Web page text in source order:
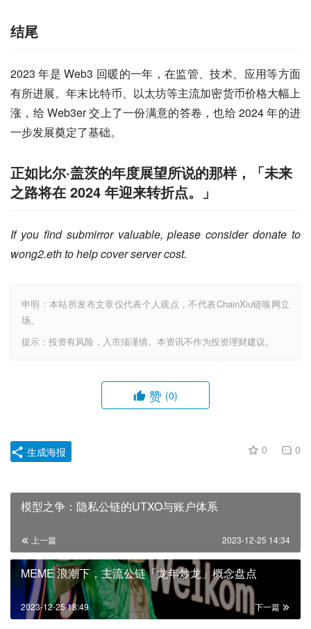
结尾
2023 年是 Web3 回暖的一年，在监管、技术、应用等方面
有所进展。年末比特币、以太坊等主流加密货币价格大幅上
涨，给 Web3er 交上了一份满意的答卷，也给 2024 年的进
一步发展奠定了基础。
正如比尔·盖茨的年度展望所说的那样，「未来
之路将在 2024 年迎来转折点。」
If you find submirror valuable, please consider donate to
wong2.eth to help cover server cost.
申明：本站所发布文章仅代表个人观点，不代表ChainXiu链嗅网立
场。
提示：投资有风险，入市须谨慎。本资讯不作为投资理财建议。
赞 (0)
0 0
生成海报
模型之争：隐私公链的UTXO与账户体系
上一篇 2023-12-25 14:34
MEME 浪潮下，主流公链「龙年炒龙」概念盘点
下一篇
2023-12-25 18:49